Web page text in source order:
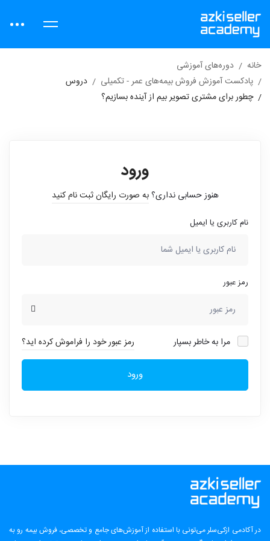
خانه
دوره‌های آموزشی
پادکست آموزش فروش بیمه‌های عمر - تکمیلی
دروس
چطور برای مشتری تصویر بیم از آینده بسازیم؟
ورود
هنوز حسابی نداری؟به صورت رایگان ثبت نام کنید
نام کاربری یا ایمیل
رمز عبور
مرا به خاطر بسپار رمز عبور خود را فراموش کرده اید؟
ورود
در آکادمی ازکی‌سلر می‌تونی با استفاده از آموزش‌های جامع و تخصصی، فروش بیمه رو به